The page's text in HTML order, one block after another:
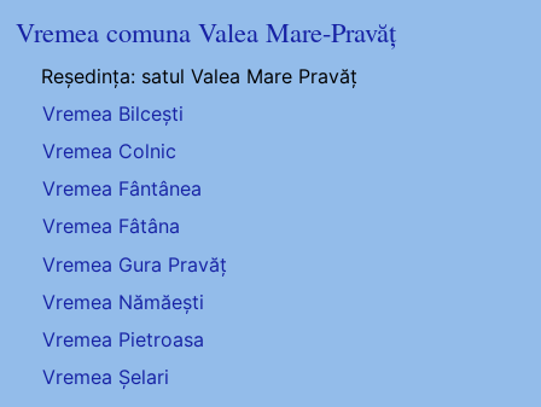
Vremea comuna Valea Mare-Pravăț
Reședința: satul Valea Mare Pravăț
Vremea Bilcești
Vremea Colnic
Vremea Fântânea
Vremea Fâtâna
Vremea Gura Pravăț
Vremea Nămăești
Vremea Pietroasa
Vremea Șelari